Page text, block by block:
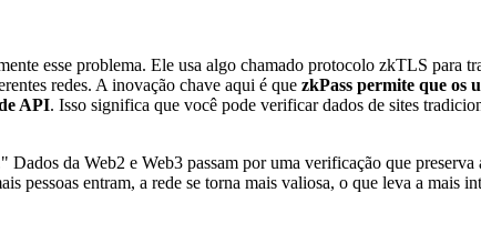
esse problema. Ele usa algo chamado protocolo zkTLS para
redes. A inovação chave aqui é que zkPass permite que os
API. Isso significa que você pode verificar dados de sites
da Web2 e Web3 passam por uma verificação que
pessoas entram, a rede se torna mais valiosa, o que leva a